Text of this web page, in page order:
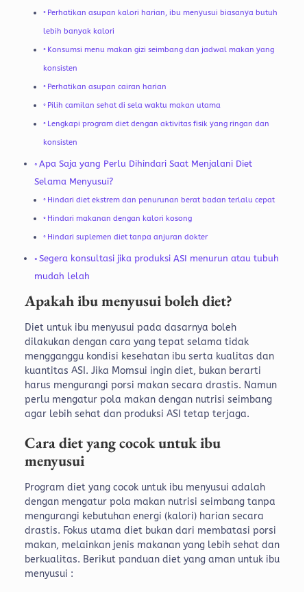
Perhatikan asupan kalori harian, ibu menyusui biasanya butuh
lebih banyak kalori
Konsumsi menu makan gizi seimbang dan jadwal makan yang
konsisten
Perhatikan asupan cairan harian
Pilih camilan sehat di sela waktu makan utama
Lengkapi program diet dengan aktivitas fisik yang ringan dan
konsisten
Apa Saja yang Perlu Dihindari Saat Menjalani Diet
Selama Menyusui?
Hindari diet ekstrem dan penurunan berat badan terlalu cepat
Hindari makanan dengan kalori kosong
Hindari suplemen diet tanpa anjuran dokter
Segera konsultasi jika produksi ASI menurun atau tubuh
mudah lelah
Apakah ibu menyusui boleh diet?
Diet untuk ibu menyusui pada dasarnya boleh
dilakukan dengan cara yang tepat selama tidak
mengganggu kondisi kesehatan ibu serta kualitas dan
kuantitas ASI. Jika Momsui ingin diet, bukan berarti
harus mengurangi porsi makan secara drastis. Namun
perlu mengatur pola makan dengan nutrisi seimbang
agar lebih sehat dan produksi ASI tetap terjaga.
Cara diet yang cocok untuk ibu
menyusui
Program diet yang cocok untuk ibu menyusui adalah
dengan mengatur pola makan nutrisi seimbang tanpa
mengurangi kebutuhan energi (kalori) harian secara
drastis. Fokus utama diet bukan dari membatasi porsi
makan, melainkan jenis makanan yang lebih sehat dan
berkualitas. Berikut panduan diet yang aman untuk ibu
menyusui :